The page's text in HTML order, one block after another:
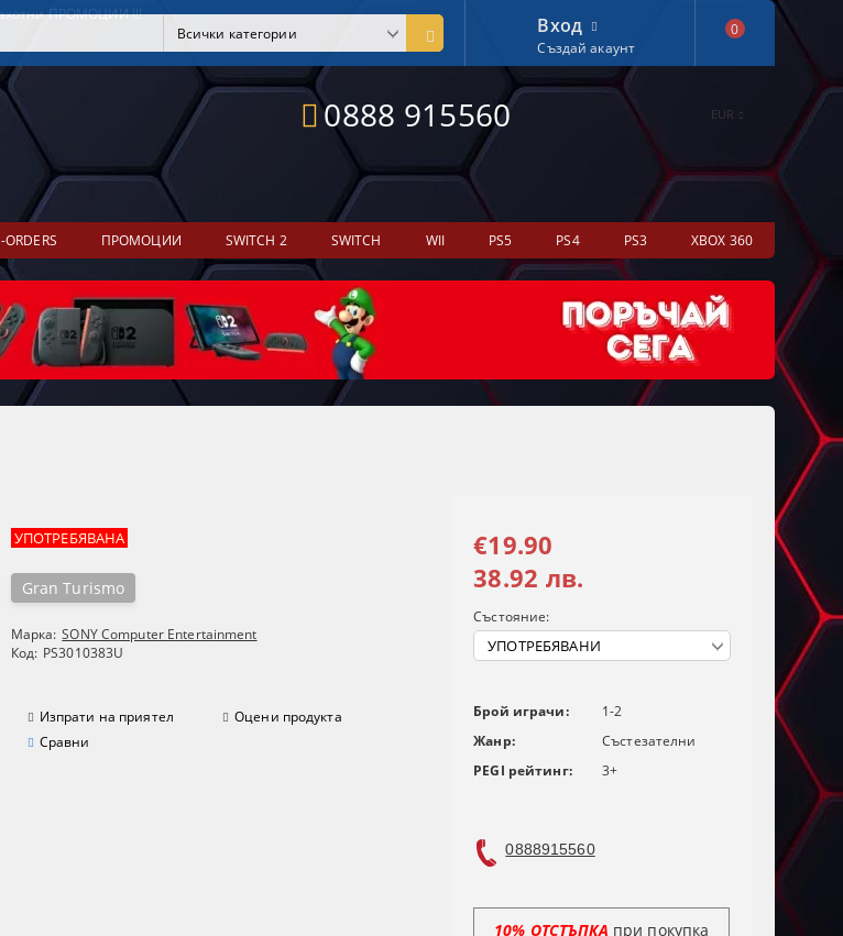
ПРОМОЦИИ !!!
0888 915560 EUR
Вход
Създай акаунт
0
ORDERS ПРОМОЦИИ SWITCH 2 SWITCH WII PS5 PS4 PS3 XBOX 360
УПОТРЕБЯВАНА
Gran Turismo
Марка: SONY Computer Entertainment
Код: PS3010383U
Изпрати на приятел
Оцени продукта
Сравни
€19.90
38.92 лв.
Състояние:
Брой играчи:
1-2
Жанр:
Състезателни
PEGI рейтинг:
3+
0888915560
10% ОТСТЪПКА при покупка